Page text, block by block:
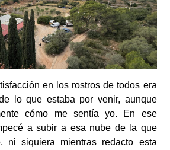
en los rostros de todos era
lo que estaba por venir, aunque
cómo me sentía yo. En ese
a subir a esa nube de la que
ni siquiera mientras redacto esta